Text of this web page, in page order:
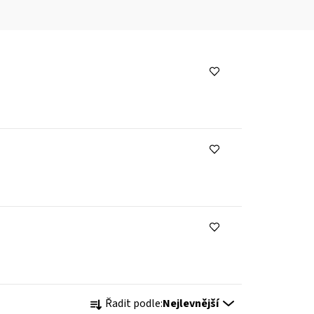
Ř Řadit podle:Nejlevnější